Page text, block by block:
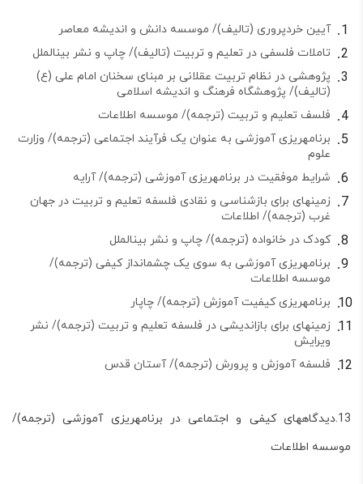
آیین خردپروری (تالیف)/ موسسه دانش و اندیشه معاصر
تاملات فلسفی در تعلیم و تربیت (تالیف)/ چاپ و نشر بین­الملل
پژوهشی در نظام تربیت عقلانی بر مبنای سخنان امام علی (ع)
(تالیف)/ پژوهشگاه فرهنگ و اندیشه اسلامی
فلسف تعلیم و تربیت (ترجمه)/ موسسه اطلاعات
برنامه­ریزی آموزشی به عنوان یک فرآیند اجتماعی (ترجمه)/ وزارت
علوم
شرایط موفقیت در برنامه­ریزی آموزشی (ترجمه)/ آرایه
زمینه­ای برای بازشناسی و نقادی فلسفه تعلیم و تربیت در جهان
غرب (ترجمه)/ اطلاعات
کودک در خانواده (ترجمه)/ چاپ و نشر بین­الملل
برنامه­ریزی آموزشی به سوی یک چشم­انداز کیفی (ترجمه)/
موسسه اطلاعات
برنامه­ریزی کیفیت آموزش (ترجمه)/ چاپار
زمینه­ای برای بازاندیشی در فلسفه تعلیم و تربیت (ترجمه)/ نشر
ویرایش
فلسفه آموزش و پرورش (ترجمه)/ آستان قدس
13.دیدگاه­های کیفی و اجتماعی در برنامه­ریزی آموزشی (ترجمه)/
موسسه اطلاعات